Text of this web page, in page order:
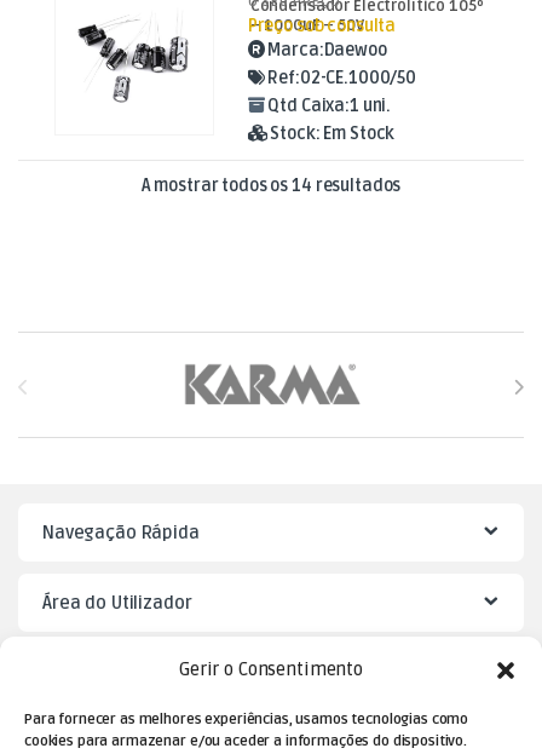
Gerir o Consentimento
Para fornecer as melhores experiências, usamos tecnologias como
cookies para armazenar e/ou aceder a informações do dispositivo.
Electrolíticos
Condensador Electrolítico 105º
– 1000uF – 50V
Preço sob consulta
Marca:Daewoo
Ref:02-CE.1000/50
Qtd Caixa:1 uni.
Stock: Em Stock
A mostrar todos os 14 resultadosOrdenado por
Brands Carousel
Navegação Rápida
Área do Utilizador